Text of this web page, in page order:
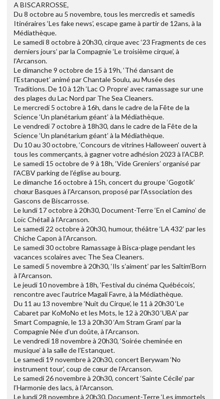
A BISCARROSSE,
Du 8 octobre au 5 novembre, tous les mercredis et samedis
Itinéraires ‘Les fake news’, escape game à partir de 12ans, à la
Médiathèque.
Le samedi 8 octobre à 20h30, cirque avec ‘23 Fragments de ces
derniers jours’ par la Compagnie ‘Le troisième cirque’, à
l’Arcanson.
Le dimanche 9 octobre de 15 à 19h, ‘Thé dansant de
l’Estanquet’ animé par Chantale Soulu, au Musée des
Traditions. De 10 à 12h ‘Lac O Propre’ avec ramassage sur une
des plages du Lac Nord par The Sea Cleaners.
Le mercredi 5 octobre à 16h, dans le cadre de la Fête de la
Science ‘Un planétarium géant’ à la Médiathèque.
Le vendredi 7 octobre à 18h30, dans le cadre de la Fête de la
Science ‘Un planétarium géant’ à la Médiathèque.
Du 10 au 30 octobre, ‘Concours de vitrines Halloween’ ouvert à
tous les commerçants, à gagner votre adhésion 2023 à l’ACBP.
Le samedi 15 octobre de 9 à 18h, ‘Vide Greniers’ organisé par
l’ACBV parking de l’église au bourg.
Le dimanche 16 octobre à 15h, concert du groupe ‘Gogotik’
chœur Basques à l’Arcanson, proposé par l’Association des
Gascons de Biscarrosse.
Le lundi 17 octobre à 20h30, Document-Terre ‘En el Camino’ de
Loïc Chétail à l’Arcanson.
Le samedi 22 octobre à 20h30, humour, théâtre ‘LA 432’ par les
Chiche Capon à l’Arcanson.
Le samedi 30 octobre Ramassage à Bisca-plage pendant les
vacances scolaires avec The Sea Cleaners.
Le samedi 5 novembre à 20h30, ‘Ils s’aiment’ par les Saltim’Born
à l’Arcanson.
Le jeudi 10 novembre à 18h, ‘Festival du cinéma Québécois’,
rencontre avec l’autrice Magali Favre, à la Médiathèque.
Du 11 au 13 novembre ‘Nuit du Cirque’, le 11 à 20h30 ‘Le
Cabaret par KoMoNo et les Mots, le 12 à 20h30 ‘UBA’ par
Smart Compagnie, le 13 à 20h30 ‘Am Stram Gram’ par la
Compagnie Née d’un doûte, à l’Arcanson.
Le vendredi 18 novembre à 20h30, ‘Soirée cheminée en
musique’ à la salle de l’Estanquet.
Le samedi 19 novembre à 20h30, concert Berywam ‘No
instrument tour’, coup de cœur de l’Arcanson.
Le samedi 26 novembre à 20h30, concert ‘Sainte Cécile’ par
l’Harmonie des lacs, à l’Arcanson.
Le lundi 28 novembre à 20h30, Document-Terre ‘Les immortels